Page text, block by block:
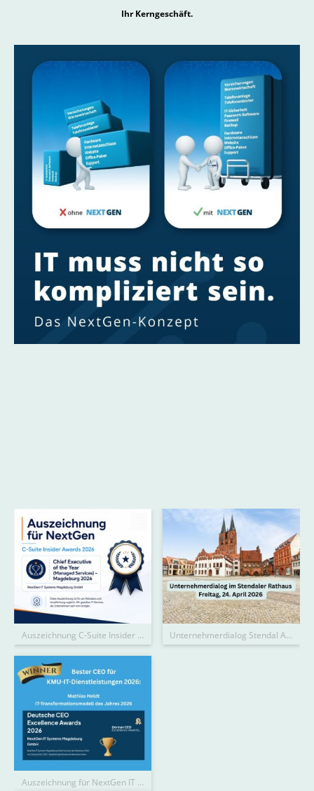
Ihr Kerngeschäft.
Auszeichnung C-Suite Insider Awards 2026
Auszeichnung für NextGen IT Systems Magdeburg GmbH
Unternehmerdialog Stendal